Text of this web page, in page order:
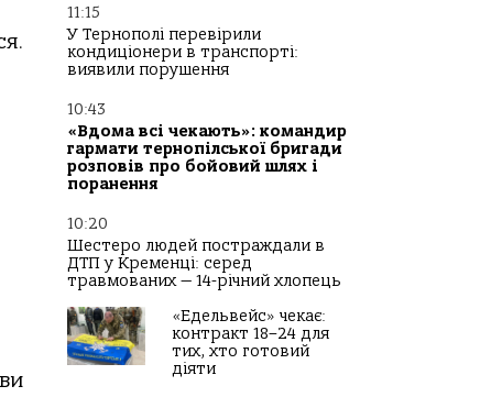
11:15
У Тернополі перевірили
кондиціонери в транспорті:
виявили порушення
10:43
«Вдома всі чекають»: командир
гармати тернопілської бригади
розповів про бойовий шлях і
поранення
10:20
Шестеро людей постраждали в
ДТП у Кременці: серед
травмованих — 14-річний хлопець
«Едельвейс» чекає:
контракт 18–24 для
тих, хто готовий
діяти